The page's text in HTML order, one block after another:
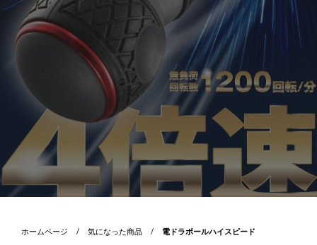
ホームページ 気になった商品 電ドラボールハイスピード